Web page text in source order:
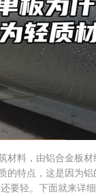
材料，由铝合金板
的特点，这是因为
要轻。下面就来详